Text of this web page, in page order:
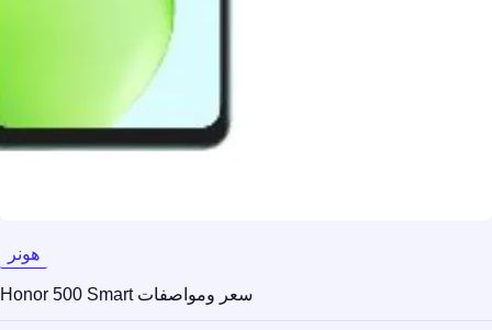
هونر
سعر ومواصفات Honor 500 Smart